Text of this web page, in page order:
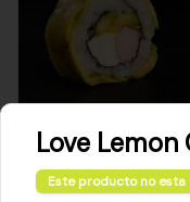
Love Lemon
Este producto no